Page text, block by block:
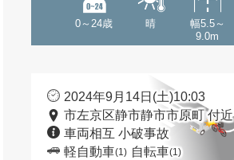
0～24歳 晴
幅5.5～
9.0m
2024年9月14日(土)10:03
市左京区静市静市市原町 付近
車両相互 小破事故
軽自動車(1) 自転車(1)